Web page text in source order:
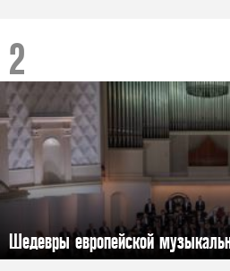
Шедевры европейской